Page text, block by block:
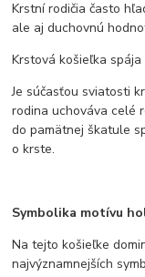
Krstní rodičia často
ale aj duchovnú
Krstová košieľka
Je súčasťou sviatosti
rodina uchováva celé
do pamätnej škatule
o krste.
Symbolika motívu
Na tejto košieľke
najvýznamnejších